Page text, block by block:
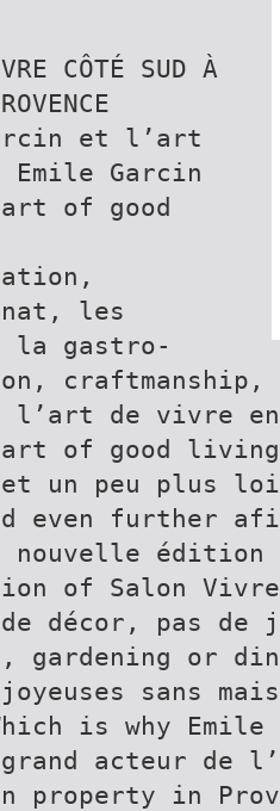
CÔTÉ SUD À
et l’art
Garcin
of good
les
la gastro-
craftmanship,
l’art de vivre
art of good
et un peu plus
even further
nouvelle édition
of Salon
décor, pas de
gardening or
sans
is why
acteur de
property in